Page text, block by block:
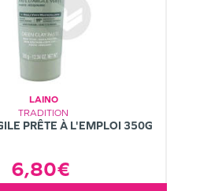
LAINO
TRADITION
PRÊTE À L'EMPLOI 350G
6,80€